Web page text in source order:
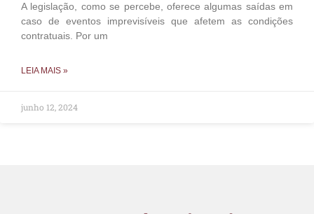
A legislação, como se percebe, oferece algumas saídas em
caso de eventos imprevisíveis que afetem as condições
contratuais. Por um
LEIA MAIS »
junho 12, 2024